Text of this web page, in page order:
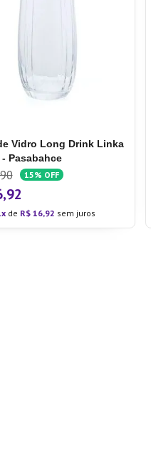
Vidro Long Drink Linka
Pasabahce
90 15% OFF
,92
de R$ 16,92 sem juros